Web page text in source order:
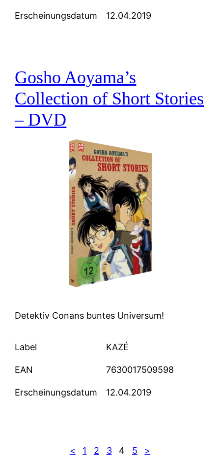
Erscheinungsdatum 12.04.2019
Gosho Aoyama’s
Collection of Short Stories
– DVD
Detektiv Conans buntes Universum!
Label KAZÉ
EAN 7630017509598
Erscheinungsdatum 12.04.2019
< 1 2 3 4 5 >